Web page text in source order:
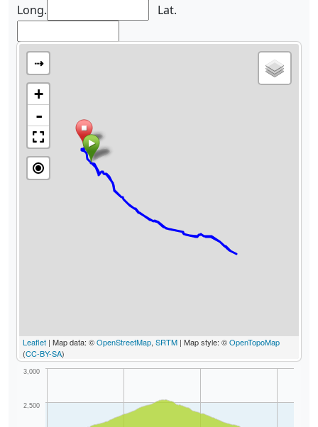
Long. Lat.
⇢
+
-
Leaflet | Map data: ©OpenStreetMap, SRTM | Map style: ©OpenTopoMap
(CC-BY-SA)
2,500
3,000